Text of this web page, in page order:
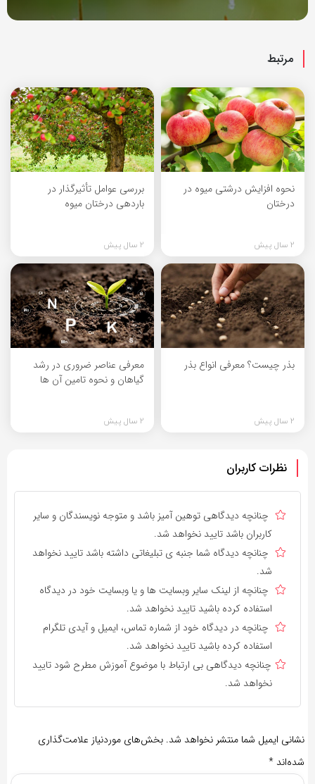
مرتبط
نحوه افزایش درشتی میوه در
درختان
2 سال پیش
بررسی عوامل تأثیرگذار در
باردهی درختان میوه
2 سال پیش
بذر چیست؟ معرفی انواع بذر
2 سال پیش
معرفی عناصر ضروری در رشد
گیاهان و نحوه تامین آن ها
2 سال پیش
نظرات کاربران
چنانچه دیدگاهی توهین آمیز باشد و متوجه نویسندگان و سایر
کاربران باشد تایید نخواهد شد.
چنانچه دیدگاه شما جنبه ی تبلیغاتی داشته باشد تایید نخواهد
شد.
چنانچه از لینک سایر وبسایت ها و یا وبسایت خود در دیدگاه
استفاده کرده باشید تایید نخواهد شد.
چنانچه در دیدگاه خود از شماره تماس، ایمیل و آیدی تلگرام
استفاده کرده باشید تایید نخواهد شد.
چنانچه دیدگاهی بی ارتباط با موضوع آموزش مطرح شود تایید
نخواهد شد.
نشانی ایمیل شما منتشر نخواهد شد. بخش‌های موردنیاز علامت‌گذاری
شده‌اند *